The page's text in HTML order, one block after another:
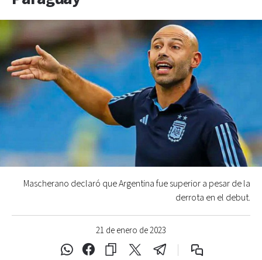
21 de enero de 2023
Mascherano declaró que Argentina fue superior a pesar de la
derrota en el debut.